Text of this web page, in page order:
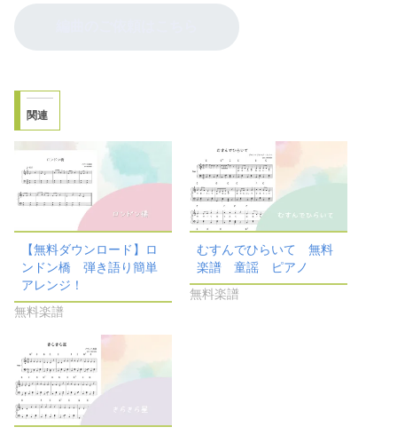
関連
【無料ダウンロード】ロ
ンドン橋 弾き語り簡単
アレンジ！
無料楽譜
むすんでひらいて 無料
楽譜 童謡 ピアノ
無料楽譜